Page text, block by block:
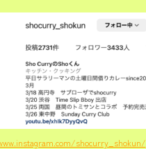
shocurry_shokun/